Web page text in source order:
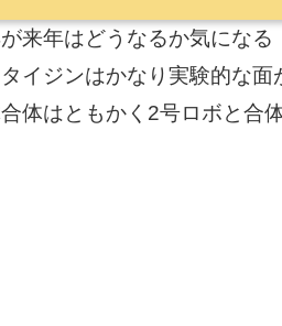
来年はどうなるか気になる
タイジンはかなり実験的な
体はともかく2号ロボと合